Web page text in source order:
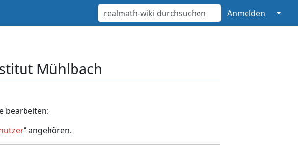
Anmelden ↓
Mühlbach
bearbeiten:
“ angehören.